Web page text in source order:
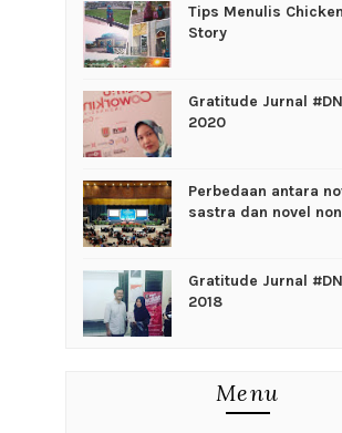
Tips Menulis
Story
Gratitude Jurnal
2020
Perbedaan antara
sastra dan novel
Gratitude Jurnal
2018
Menu